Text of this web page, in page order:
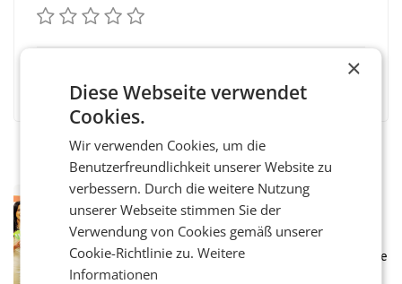
RETAIL
Eine Bühne für Zirkularität: ARA und
Müller informieren am POS über
Kreislauffähigkeit
Über den gesamten August hinweg rücken die
Altstoff Recycling Austria AG (ARA) und der
×
Diese Webseite verwendet
Cookies.
Wir verwenden Cookies, um die
Benutzerfreundlichkeit unserer Website zu
verbessern. Durch die weitere Nutzung
unserer Webseite stimmen Sie der
Verwendung von Cookies gemäß unserer
Cookie-Richtlinie zu.Weitere
Informationen